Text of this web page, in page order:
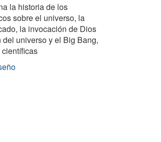
la historia de los
sobre el universo, la
la invocación de Dios
universo y el Big Bang,